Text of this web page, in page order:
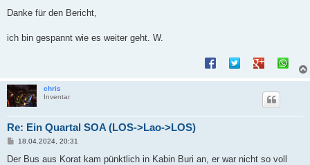
Danke für den Bericht,
ich bin gespannt wie es weiter geht. W.
chris
Inventar
Re: Ein Quartal SOA (LOS->Lao->LOS)
B
i
18.04.2024, 20:31
Der Bus aus Korat kam pünktlich in Kabin Buri an, er war nicht so voll